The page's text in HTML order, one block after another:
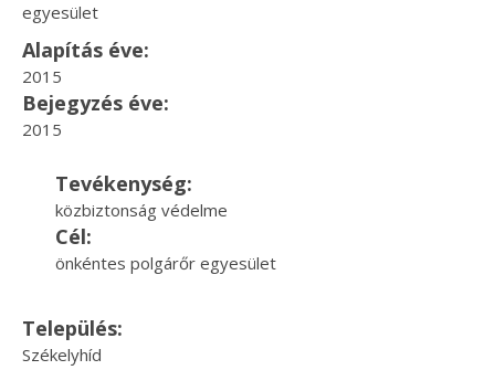
egyesület
Alapítás éve:
2015
Bejegyzés éve:
2015
Tevékenység:
közbiztonság védelme
Cél:
önkéntes polgárőr egyesület
Település:
Székelyhíd